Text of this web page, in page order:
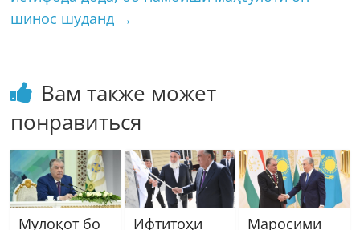
шинос шуданд →
Вам также может
понравиться
Мулоқот бо
Ифтитоҳи
Маросими